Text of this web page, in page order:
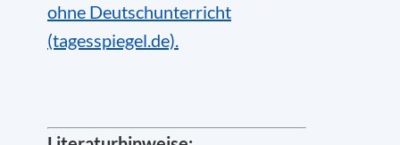
ohne Deutschunterricht
(tagesspiegel.de).